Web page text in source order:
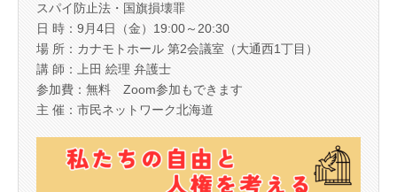
スパイ防止法・国旗損壊罪
日 時：9月4日（金）19:00～20:30
場 所：カナモトホール 第2会議室（大通西1丁目）
講 師：上田 絵理 弁護士
参加費：無料 Zoom参加もできます
主 催：市民ネットワーク北海道